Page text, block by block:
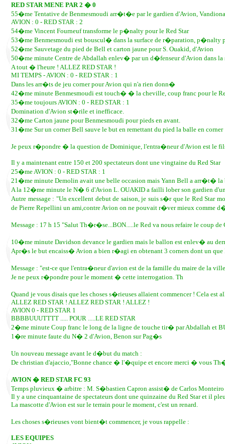
RED STAR MENE PAR 2 � 0
55�me Tentative de Benmesmoudi arr�t�e par le gardien d'Avion,
AVION : 0 - RED STAR : 2
54�me Vincent Fourneuf transforme le p�nalty pour le Red Star
53�me Benmesmoudi est bouscul� dans la surface de r�paration, p�nalty
52�me Sauvetage du pied de Bell et carton jaune pour S. Ouakid, d'Avion
50�me minute Centre de Abdallah enlev� par un d�fenseur d'Avion dans la
A tout � l'heure ! ALLEZ RED STAR !
MI TEMPS - AVION : 0 - RED STAR : 1
Dans les arr�ts de jeu corner pour Avion qui n'a rien donn�
42�me minute Benmesmoudi est touch� � la cheville, coup franc pour le
35�me toujours AVION : 0 - RED STAR : 1
Domination d'Avion st�rile et inefficace.
32�me Carton jaune pour Benmesmoudi pour pieds en avant.
31�me Sur un corner Bell sauve le but en remettant du pied la balle en corner
Je peux r�pondre � la question de Dominique, l'entra�neur d'Avion est le
Il y a maintenant entre 150 et 200 spectateurs dont une vingtaine du Red Star
25�me AVION : 0 - RED STAR : 1
21�me minute Demolin avait une belle occasion mais Yann Bell a arr�t� la
A la 12�me minute le N� 6 d'Avion L. OUAKID a failli lober son gardien
Autre message : "Un excellent debut de saison, je suis s�r que le Red
de Pierre Repellini un ami,contre Avion on ne pouvait r�ver mieux comme
Message : 17 h 15 "Salut Th�r�se...BON.....le Red va nous refaire le coup de
10�me minute Davidson devance le gardien mais le ballon est enlev� au
Apr�s le but encaiss� Avion a bien r�agi en obtenant 3 corners dont un
Message : "est-ce que l'entra�neur d'avion est de la famille du maire de la
Je ne peux r�pondre pour le moment � cette interrogation. Th
Quand je vous disais que les choses s�rieuses allaient commencer ! Cela
ALLEZ RED STAR ! ALLEZ RED STAR ! ALLEZ !
AVION 0 - RED STAR 1
BBBBUUUTTTT ..... POUR .....LE RED STAR
2�me minute Coup franc le long de la ligne de touche tir� par Abdallah et
1�re minute faute du N� 2 d'Avion, Benon sur Pag�s
Un nouveau message avant le d�but du match :
De christian d'ajaccio,"Bonne chance � l'�quipe et encore merci � vous
AVION � RED STAR FC 93
Temps pluvieux � arbitre : M. S�bastien Capron assist� de Carlos
Il y a une cinquantaine de spectateurs dont une quinzaine du Red Star et il
La mascotte d'Avion est sur le terrain pour le moment, c'est un renard.
Les choses s�rieuses vont bient�t commencer, je vous rappelle :
LES EQUIPES